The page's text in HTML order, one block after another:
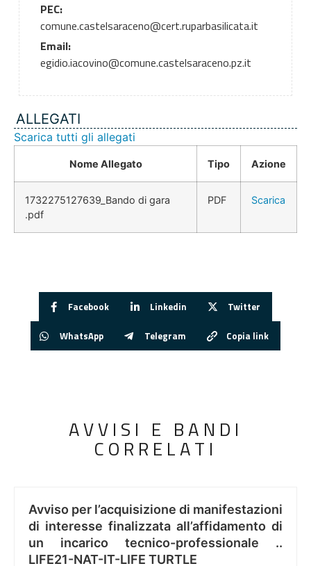
PEC:
comune.castelsaraceno@cert.ruparbasilicata.it
Email:
egidio.iacovino@comune.castelsaraceno.pz.it
ALLEGATI
Scarica tutti gli allegati
Nome Allegato Tipo Azione
1732275127639_Bando di gara
.pdf
PDF Scarica
Facebook Linkedin Twitter
WhatsApp Telegram Copia link
AVVISI E BANDI
CORRELATI
Avviso per l’acquisizione di manifestazioni
di interesse finalizzata all’affidamento di
un incarico tecnico-professionale ..
LIFE21-NAT-IT-LIFE TURTLE